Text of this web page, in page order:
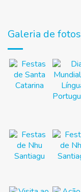
Galeria de fotos